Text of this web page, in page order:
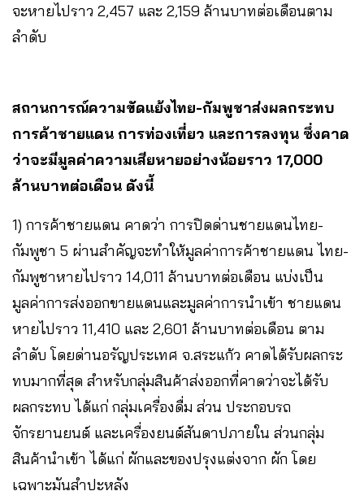
จะหายไปราว 2,457 และ 2,159 ล้านบาทต่อเดือนตาม
ลำดับ
สถานการณ์ความขัดแย้งไทย-กัมพูชาส่งผลกระทบ
การค้าชายแดน การท่องเที่ยว และการลงทุน ซึ่งคาด
ว่าจะมีมูลค่าความเสียหายอย่างน้อยราว 17,000
ล้านบาทต่อเดือน ดังนี้
1) การค้าชายแดน คาดว่า การปิดด่านชายแดนไทย-
กัมพูชา 5 ผ่านสำคัญจะทำให้มูลค่าการค้าชายแดน ไทย-
กัมพูชาหายไปราว 14,011 ล้านบาทต่อเดือน แบ่งเป็น
มูลค่าการส่งออกขายแดนและมูลค่าการนำเข้า ชายแดน
หายไปราว 11,410 และ 2,601 ล้านบาทต่อเดือน ตาม
ลำดับ โดยด่านอรัญประเทศ จ.สระแก้ว คาดได้รับผลกระ
ทบมากที่สุด สำหรับกลุ่มสินค้าส่งออกที่คาดว่าจะได้รับ
ผลกระทบ ได้แก่ กลุ่มเครื่องดื่ม ส่วน ประกอบรถ
จักรยานยนต์ และเครื่องยนต์สันดาปภายใน ส่วนกลุ่ม
สินค้านำเข้า ได้แก่ ผักและของปรุงแต่งจาก ผัก โดย
เฉพาะมันสำปะหลัง